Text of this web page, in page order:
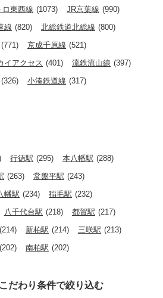
ロ東西線 (1073) JR京葉線 (990)
線 (820) 北総鉄道北総線 (800)
(771) 京成千原線 (521)
イアクセス (401) 流鉄流山線 (397)
(326) 小湊鉄道線 (317)
行徳駅 (295) 本八幡駅 (288)
(263) 常盤平駅 (243)
幡駅 (234) 稲毛駅 (232)
八千代台駅 (218) 都賀駅 (217)
(214) 新柏駅 (214) 三咲駅 (213)
(202) 南柏駅 (202)
だわり条件で絞り込む